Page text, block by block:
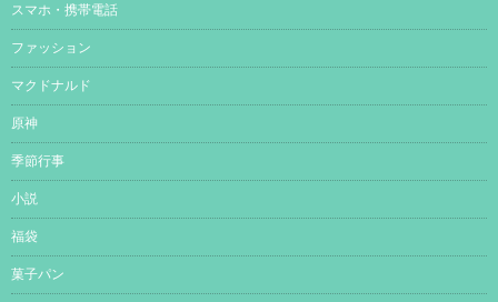
スマホ・携帯電話
ファッション
マクドナルド
原神
季節行事
小説
福袋
菓子パン